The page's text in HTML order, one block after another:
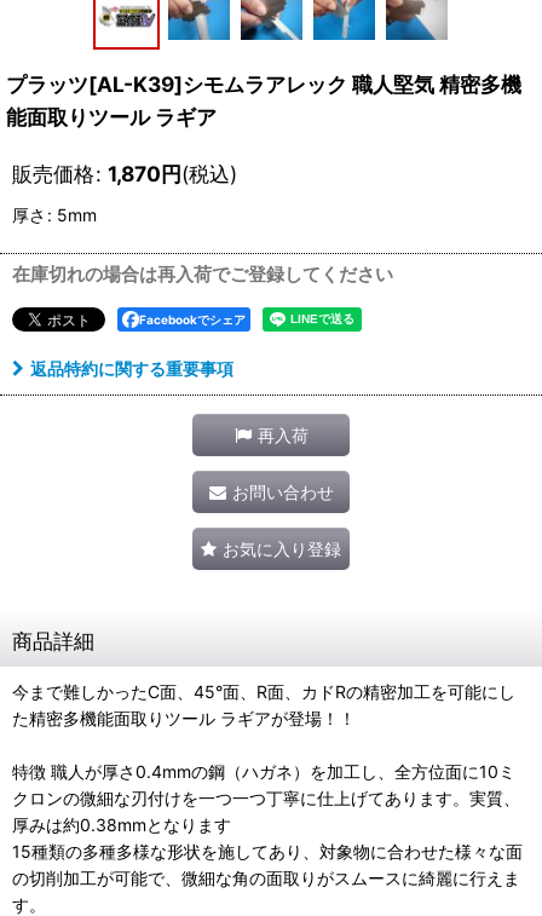
プラッツ[AL-K39]シモムラアレック 職人堅気 精密多機
能面取りツール ラギア
販売価格: 1,870円(税込)
厚さ : 5mm
在庫切れの場合は再入荷でご登録してください
Facebookでシェア
返品特約に関する重要事項
再入荷
お問い合わせ
お気に入り登録
商品詳細
今まで難しかったC面、45°面、R面、カドRの精密加工を可能にし
た精密多機能面取りツール ラギアが登場！！
特徴 職人が厚さ0.4mmの鋼（ハガネ）を加工し、全方位面に10ミ
クロンの微細な刃付けを一つ一つ丁寧に仕上げてあります。実質、
厚みは約0.38mmとなります
15種類の多種多様な形状を施してあり、対象物に合わせた様々な面
の切削加工が可能で、微細な角の面取りがスムースに綺麗に行えま
す。